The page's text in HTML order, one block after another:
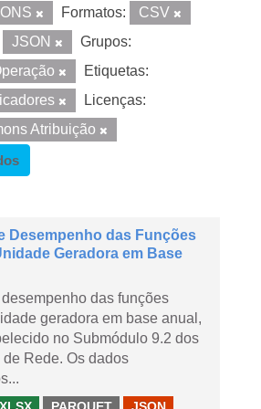
ONS Formatos:
CSV
JSON
Grupos:
Etiquetas:
Licenças:
Atribuição
Desempenho das Funções
Geradora em Base
desempenho das funções
geradora em base anual,
no Submódulo 9.2 dos
Rede. Os dados